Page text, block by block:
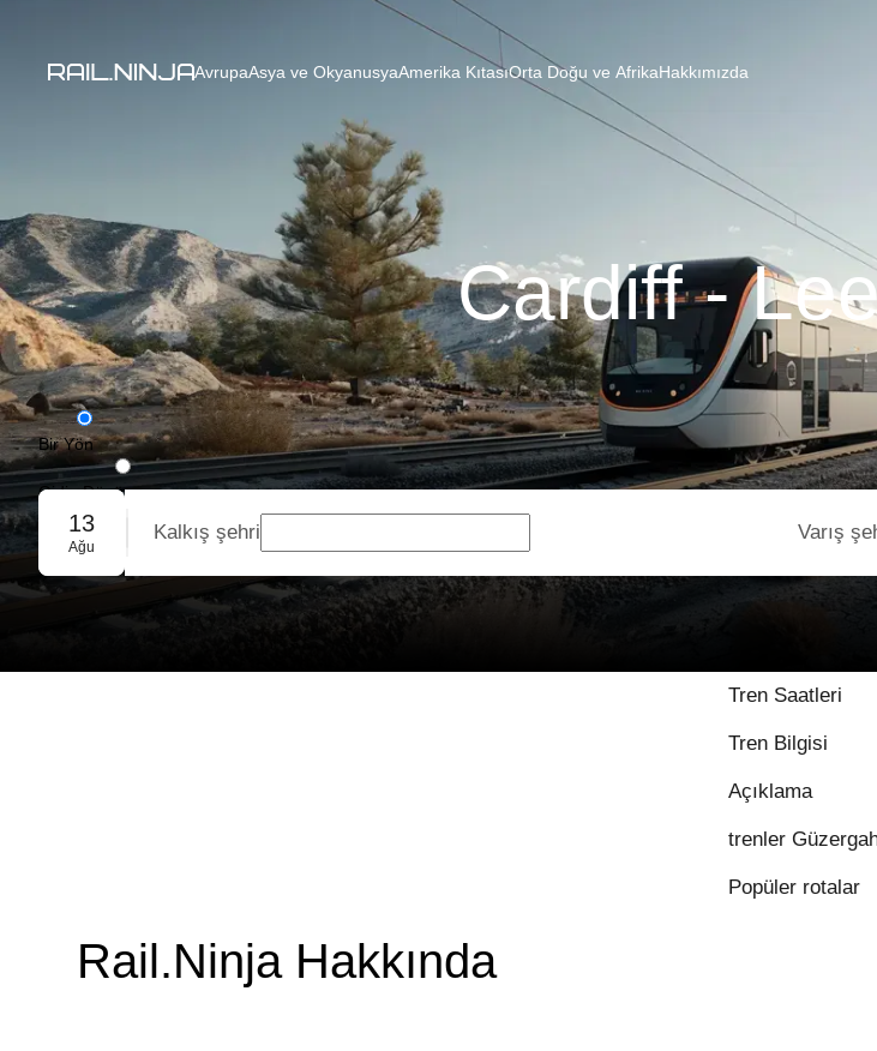
AvrupaAsya ve OkyanusyaAmerika KıtasıOrta Doğu ve AfrikaHakkımızda
Cardiff -
Bir Yön
Gidiş-Dönüş
Grup Rezervasyonu
13
Ağu
Kalkış şehri Varış
Tren Saatleri
Tren Bilgisi
Açıklama
trenler
Popüler rotalar
Rail.Ninja Hakkında